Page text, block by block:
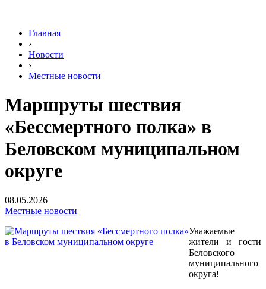
Главная
›
Новости
›
Местные новости
Маршруты шествия
«Бессмертного полка» в
Беловском муниципальном
округе
08.05.2026
Местные новости
Уважаемые
жители и гости
Беловского
муниципального
округа!